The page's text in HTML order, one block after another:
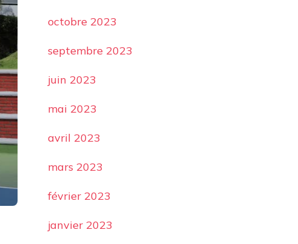
octobre 2023
septembre 2023
juin 2023
mai 2023
avril 2023
mars 2023
février 2023
janvier 2023